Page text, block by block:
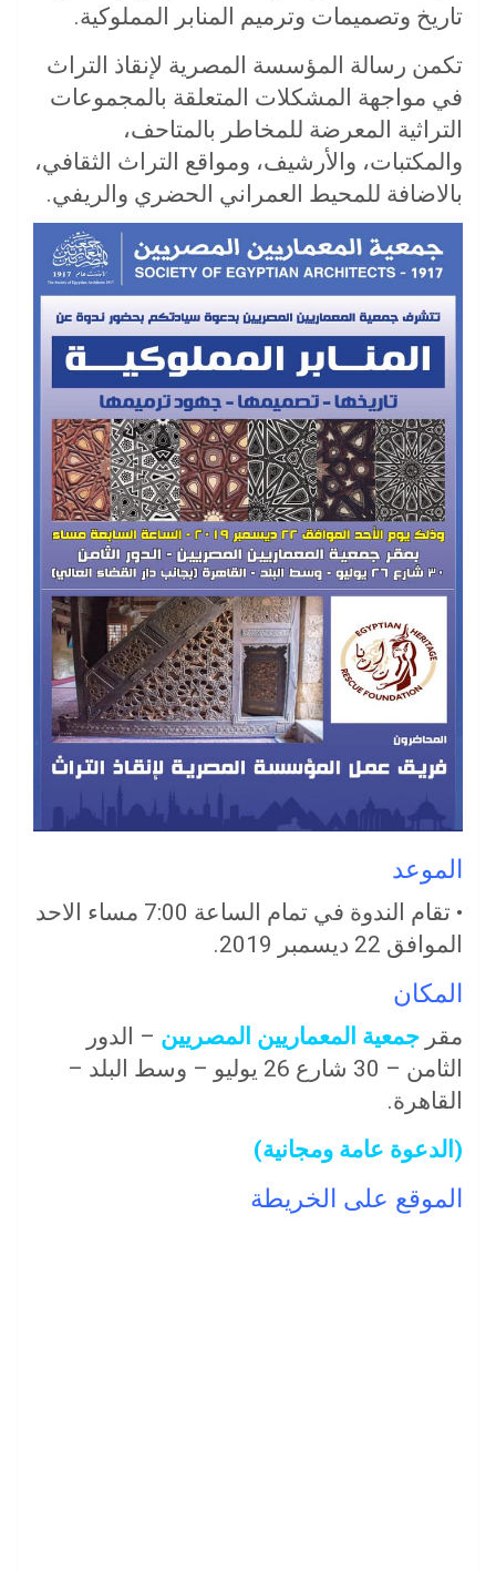
تاريخ وتصميمات وترميم المنابر المملوكية.
تكمن رسالة المؤسسة المصرية لإنقاذ التراث
في مواجهة المشكلات المتعلقة بالمجموعات
التراثية المعرضة للمخاطر بالمتاحف،
والمكتبات، والأرشيف، ومواقع التراث الثقافي،
بالاضافة للمحيط العمراني الحضري والريفي.
الموعد
• تقام الندوة في تمام الساعة 7:00 مساء الاحد
الموافق 22 ديسمبر 2019.
المكان
مقر جمعية المعماريين المصريين – الدور
الثامن – 30 شارع 26 يوليو – وسط البلد –
القاهرة.
(الدعوة عامة ومجانية)
الموقع على الخريطة